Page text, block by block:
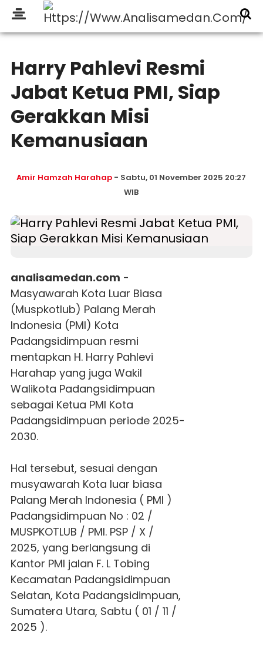
Harry Pahlevi Resmi
Jabat Ketua PMI, Siap
Gerakkan Misi
Kemanusiaan
Amir Hamzah Harahap - Sabtu, 01 November 2025 20:27
WIB
analisamedan.com -
Masyawarah Kota Luar Biasa
(Muspkotlub) Palang Merah
Indonesia (PMI) Kota
Padangsidimpuan resmi
mentapkan H. Harry Pahlevi
Harahap yang juga Wakil
Walikota Padangsidimpuan
sebagai Ketua PMI Kota
Padangsidimpuan periode 2025-
2030.
Hal tersebut, sesuai dengan
musyawarah Kota luar biasa
Palang Merah Indonesia ( PMI )
Padangsidimpuan No : 02 /
MUSPKOTLUB / PMI. PSP / X /
2025, yang berlangsung di
Kantor PMI jalan F. L Tobing
Kecamatan Padangsidimpuan
Selatan, Kota Padangsidimpuan,
Sumatera Utara, Sabtu ( 01 / 11 /
2025 ).